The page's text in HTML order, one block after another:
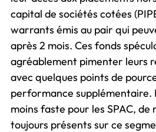
capital de sociétés cotées
warrants émis au pair qui
après 2 mois. Ces fonds
agréablement pimenter leurs
avec quelques points de
performance supplémentaire.
moins faste pour les SPAC,
toujours présents sur ce